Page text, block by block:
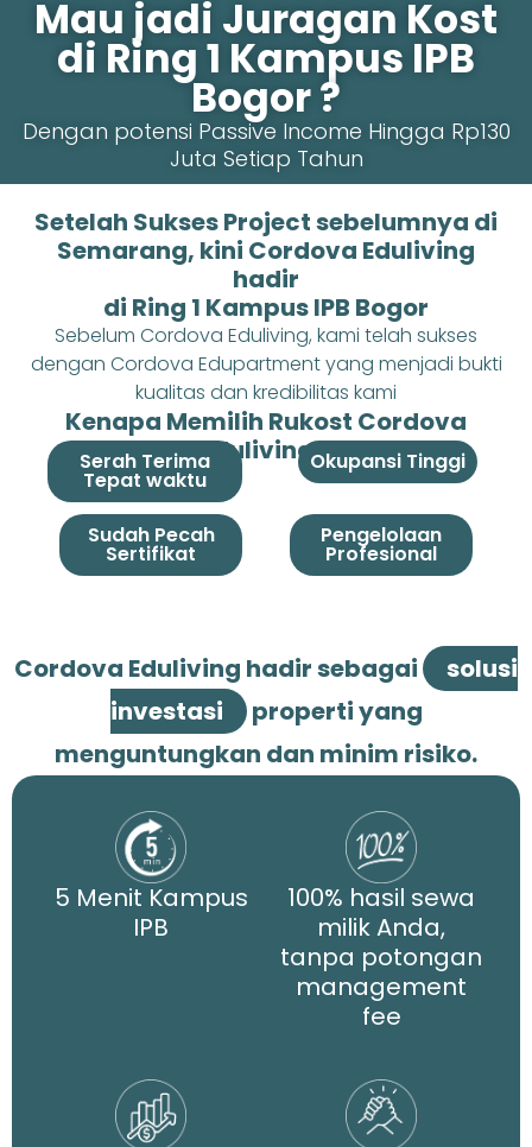
Mau jadi Juragan Kost
di Ring 1 Kampus IPB
Bogor ?
Dengan potensi Passive Income Hingga Rp130
Juta Setiap Tahun
Setelah Sukses Project sebelumnya di
Semarang, kini Cordova Eduliving
hadir
di Ring 1 Kampus IPB Bogor
Sebelum Cordova Eduliving, kami telah sukses
dengan Cordova Edupartment yang menjadi bukti
kualitas dan kredibilitas kami
Kenapa Memilih Rukost Cordova
Eduliving ?
Serah Terima
Tepat waktu
Okupansi Tinggi
Sudah Pecah
Sertifikat
Pengelolaan
Profesional
Cordova Eduliving hadir sebagai
solusi
investasi
properti yang
menguntungkan dan minim risiko.
5 Menit Kampus
IPB
100% hasil sewa
milik Anda,
tanpa potongan
management
fee